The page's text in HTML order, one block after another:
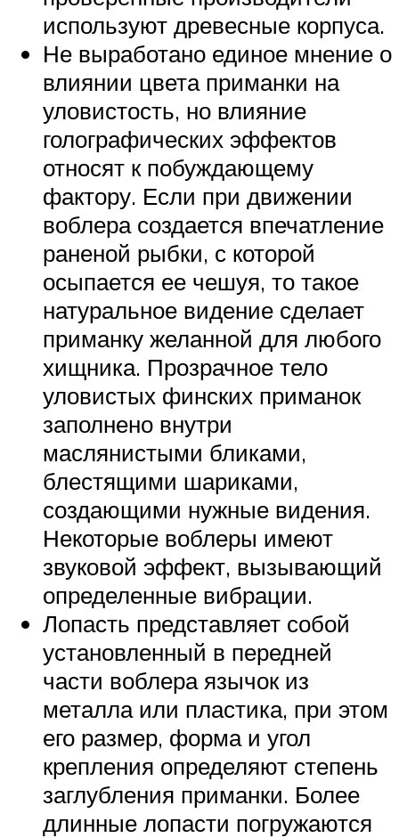
используют древесные корпуса.
Не выработано единое мнение о
влиянии цвета приманки на
уловистость, но влияние
голографических эффектов
относят к побуждающему
фактору. Если при движении
воблера создается впечатление
раненой рыбки, с которой
осыпается ее чешуя, то такое
натуральное видение сделает
приманку желанной для любого
хищника. Прозрачное тело
уловистых финских приманок
заполнено внутри
маслянистыми бликами,
блестящими шариками,
создающими нужные видения.
Некоторые воблеры имеют
звуковой эффект, вызывающий
определенные вибрации.
Лопасть представляет собой
установленный в передней
части воблера язычок из
металла или пластика, при этом
его размер, форма и угол
крепления определяют степень
заглубления приманки. Более
длинные лопасти погружаются